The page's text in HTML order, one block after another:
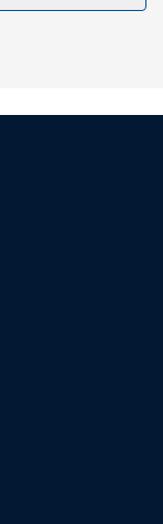
ξενοδοχείο
Nikau
6:30 π.μ. -
ένα
μια